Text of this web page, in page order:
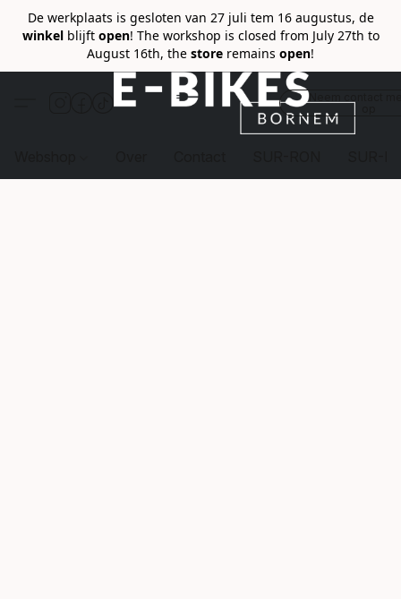
De werkplaats is gesloten van 27 juli tem 16 augustus, de
winkelblijft open! The workshop is closed from July 27th to
August 16th, the store remains open!
Neem contact